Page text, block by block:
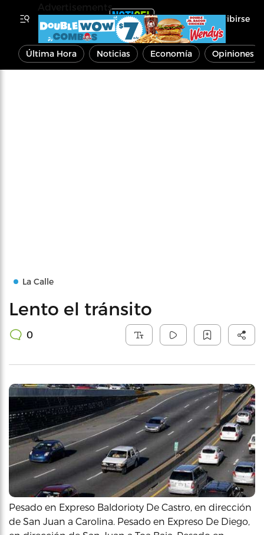
Inscribirse
Última Hora Noticias Economía Opiniones
La Calle
Lento el tránsito
0
Pesado en Expreso Baldorioty De Castro, en dirección
de San Juan a Carolina. Pesado en Expreso De Diego,
Advertisements